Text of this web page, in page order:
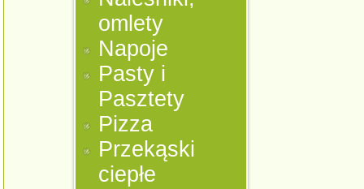
omlety
Napoje
Pasty i
Pasztety
Pizza
Przekąski
ciepłe